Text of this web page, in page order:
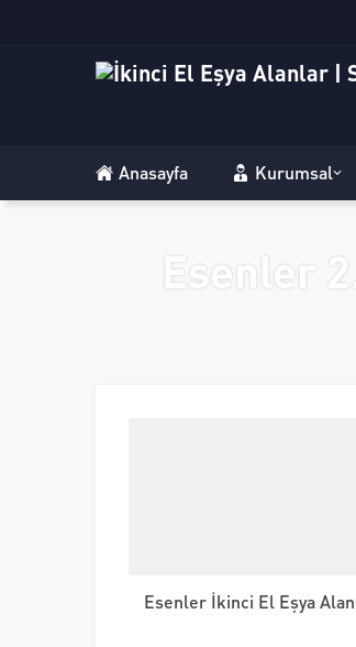
Anasayfa Kurumsal
Esenler
Esenler İkinci El Eşya